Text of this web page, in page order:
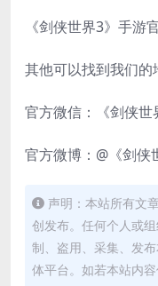
《剑侠世界3》手
其他可以找到我们的
官方微信：《剑侠
官方微博：@《剑侠
声明：本站所有文
创发布。任何个人或
制、盗用、采集、发
体平台。如若本站内